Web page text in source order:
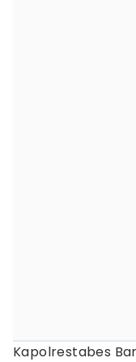
Kapolrestabes